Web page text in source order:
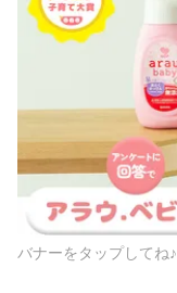
バナーをタップしてね♪